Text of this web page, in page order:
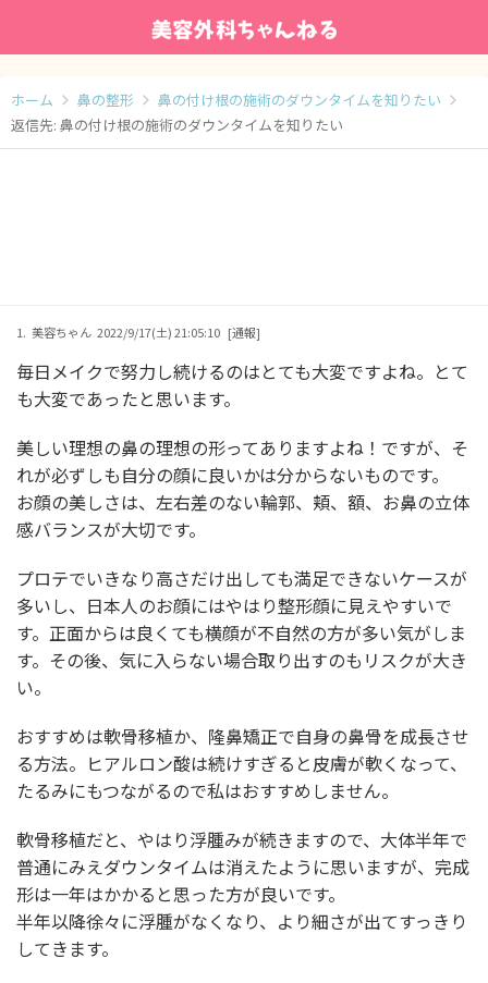
ホーム 鼻の整形
鼻の付け根の施術のダウンタイムを知りたい
返信先: 鼻の付け根の施術のダウンタイムを知りたい
1. 美容ちゃん 2022/9/17(土) 21:05:10 [通報]
毎日メイクで努力し続けるのはとても大変ですよね。とて
も大変であったと思います。
美しい理想の鼻の理想の形ってありますよね！ですが、そ
れが必ずしも自分の顔に良いかは分からないものです。
お顔の美しさは、左右差のない輪郭、頬、額、お鼻の立体
感バランスが大切です。
プロテでいきなり高さだけ出しても満足できないケースが
多いし、日本人のお顔にはやはり整形顔に見えやすいで
す。正面からは良くても横顔が不自然の方が多い気がしま
す。その後、気に入らない場合取り出すのもリスクが大き
い。
おすすめは軟骨移植か、隆鼻矯正で自身の鼻骨を成長させ
る方法。ヒアルロン酸は続けすぎると皮膚が軟くなって、
たるみにもつながるので私はおすすめしません。
軟骨移植だと、やはり浮腫みが続きますので、大体半年で
普通にみえダウンタイムは消えたように思いますが、完成
形は一年はかかると思った方が良いです。
半年以降徐々に浮腫がなくなり、より細さが出てすっきり
してきます。